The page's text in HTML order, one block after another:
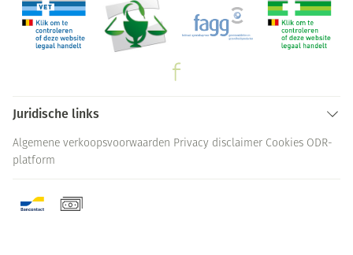
Juridische links
Algemene verkoopsvoorwaarden Privacy disclaimer Cookies ODR-
platform